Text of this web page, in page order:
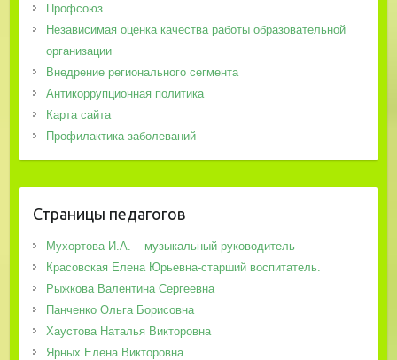
Профсоюз
Независимая оценка качества работы образовательной
организации
Внедрение регионального сегмента
Антикоррупционная политика
Карта сайта
Профилактика заболеваний
Страницы педагогов
Мухортова И.А. – музыкальный руководитель
Красовская Елена Юрьевна-старший воспитатель.
Рыжкова Валентина Сергеевна
Панченко Ольга Борисовна
Хаустова Наталья Викторовна
Ярных Елена Викторовна